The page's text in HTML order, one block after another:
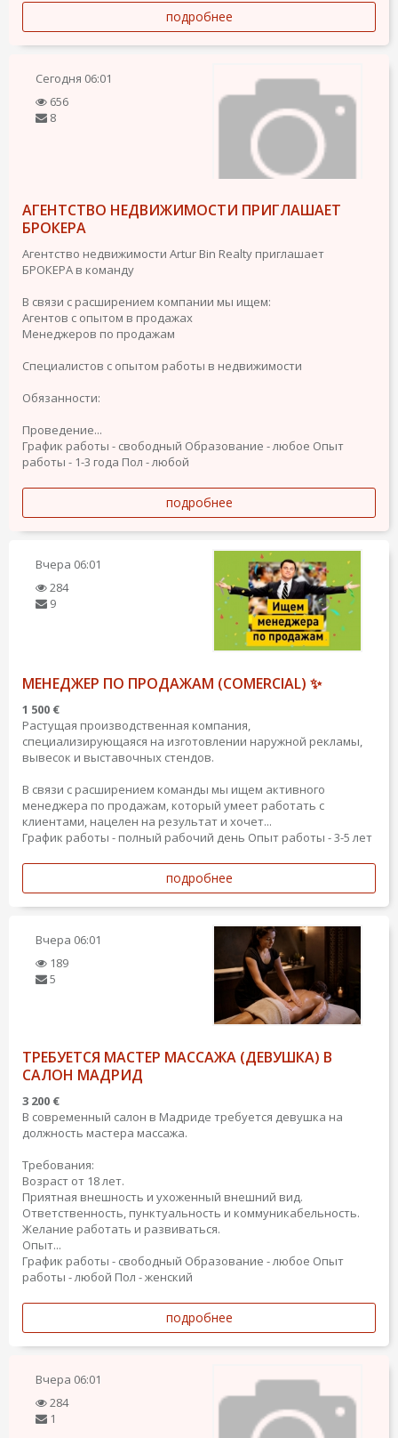
подробнее
Сегодня 06:01
656
8
АГЕНТСТВО НЕДВИЖИМОСТИ ПРИГЛАШАЕТ
БРОКЕРА
Агентство недвижимости Artur Bin Realty приглашает
БРОКЕРА в команду
В связи с расширением компании мы ищем:
Агентов с опытом в продажах
Менеджеров по продажам
Специалистов с опытом работы в недвижимости
Обязанности:
Проведение...
График работы - свободный Образование - любое Опыт
работы - 1-3 года Пол - любой
подробнее
Вчера 06:01
284
9
МЕНЕДЖЕР ПО ПРОДАЖАМ (COMERCIAL) ✨
1 500 €
Растущая производственная компания,
специализирующаяся на изготовлении наружной рекламы,
вывесок и выставочных стендов.
В связи с расширением команды мы ищем активного
менеджера по продажам, который умеет работать с
клиентами, нацелен на результат и хочет...
График работы - полный рабочий день Опыт работы - 3-5 лет
подробнее
Вчера 06:01
189
5
ТРЕБУЕТСЯ МАСТЕР МАССАЖА (ДЕВУШКА) В
САЛОН МАДРИД
3 200 €
В современный салон в Мадриде требуется девушка на
должность мастера массажа.
Требования:
Возраст от 18 лет.
Приятная внешность и ухоженный внешний вид.
Ответственность, пунктуальность и коммуникабельность.
Желание работать и развиваться.
Опыт...
График работы - свободный Образование - любое Опыт
работы - любой Пол - женский
подробнее
Вчера 06:01
284
1